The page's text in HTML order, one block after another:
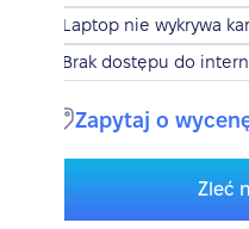
Laptop nie wykrywa
Brak dostępu do
Zapytaj o
Zleć